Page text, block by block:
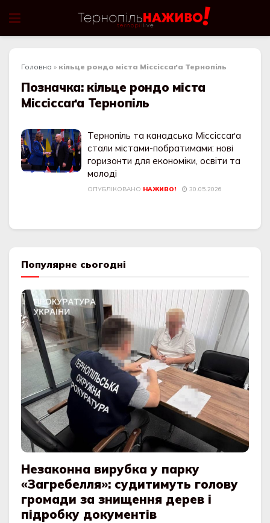
Головна » кільце рондо міста Міссіссаґа Тернопіль
Позначка: кільце рондо міста
Міссіссаґа Тернопіль
Тернопіль та канадська Міссіссаґа
стали містами-побратимами: нові
горизонти для економіки, освіти та
молоді
ОПУБЛІКОВАНО НАЖИВО! 30.05.2026
Популярне сьогодні
Незаконна вирубка у парку
«Загребелля»: судитимуть голову
громади за знищення дерев і
підробку документів